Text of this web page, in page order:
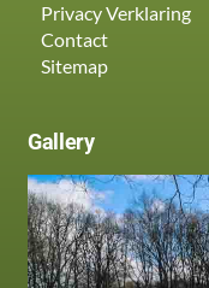
Privacy Verklaring
Contact
Sitemap
Gallery